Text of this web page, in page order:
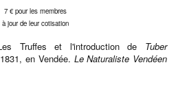
7 € pour les membres
à jour de leur cotisation
Truffes et l'introduction de Tuber
en Vendée. Le Naturaliste Vendéen